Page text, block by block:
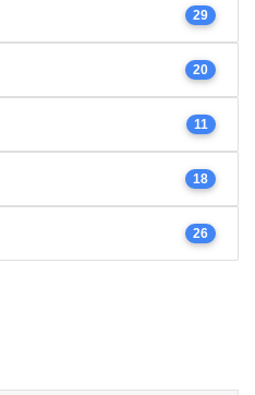
29
20
11
18
26